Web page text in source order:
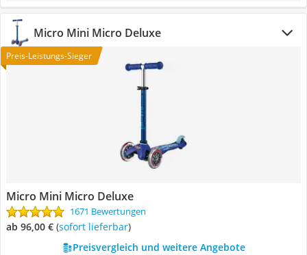
Micro Mini Micro Deluxe
Preis-Leistungs-Sieger
Micro Mini Micro Deluxe
1671 Bewertungen
ab 96,00 € ( Sofort lieferbar)
Preisvergleich und weitere Angebote